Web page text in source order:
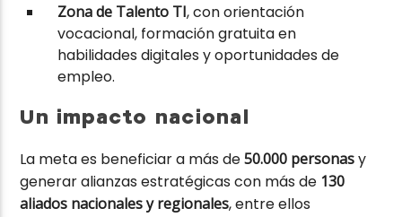
Zona de Talento TI, con orientación
vocacional, formación gratuita en
habilidades digitales y oportunidades de
empleo.
Un impacto nacional
La meta es beneficiar a más de50.000 personasy
generar alianzas estratégicas con más de 130
aliados nacionales y regionales, entre ellos